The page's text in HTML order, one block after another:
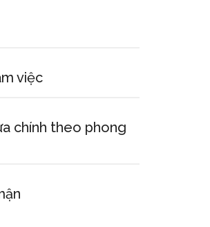
việc
chính theo phong